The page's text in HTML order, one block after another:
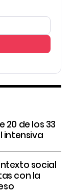
20 de los 33
intensiva
social
con la